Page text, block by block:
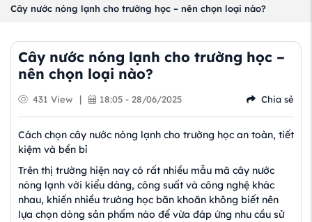
Cây nước nóng lạnh cho trường học – nên chọn loại nào?
Cây nước nóng lạnh cho trường học –
nên chọn loại nào?
431 View | 18:05 - 28/06/2025 Chia sẻ
Cách chọn cây nước nóng lạnh cho trường học an toàn, tiết
kiệm và bền bỉ
Trên thị trường hiện nay có rất nhiều mẫu mã cây nước
nóng lạnh với kiểu dáng, công suất và công nghệ khác
nhau, khiến nhiều trường học băn khoăn không biết nên
lựa chọn dòng sản phẩm nào để vừa đáp ứng nhu cầu sử